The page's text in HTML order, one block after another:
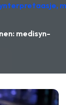
medisyn-